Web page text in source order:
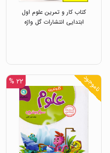
کتاب کار و تمرین علوم اول
ابتدایی انتشارات گل واژه
ناموجود ۲۲ %